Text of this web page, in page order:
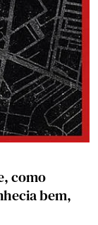
como
bem,